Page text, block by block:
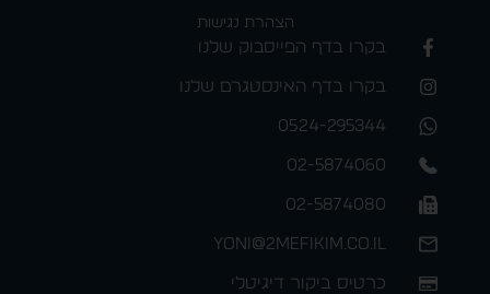
הצהרת נגישות
בקרו בדף הפייסבוק שלנו
בקרו בדף האינסטגרם שלנו
0524-295344
02-5874060
02-5874080
yoni@2mefikim.co.il
כרטיס ביקור דיגיטלי